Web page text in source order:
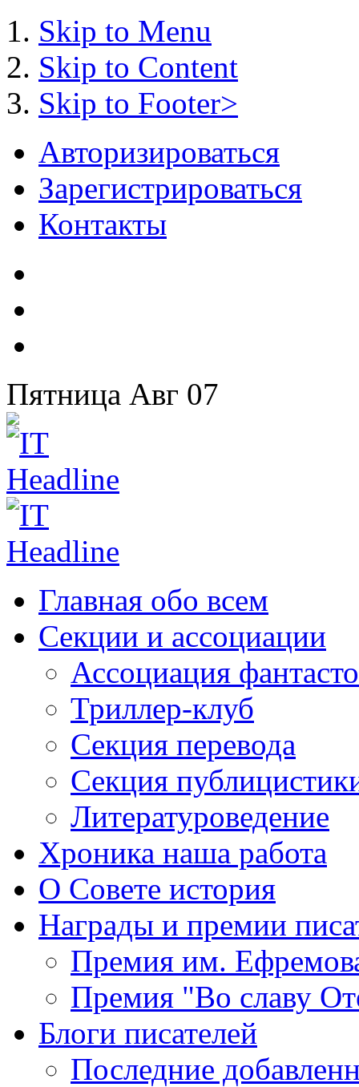
Skip to Menu
Skip to Content
Skip to Footer>
Авторизироваться
Зарегистрироваться
Контакты
Пятница Авг 07
Главная обо всем
Секции и ассоциации
Ассоциация
Триллер-клуб
Секция перевода
Секция
Литературоведение
Хроника наша работа
О Совете история
Награды и премии
Премия им.
Премия "Во славу
Блоги писателей
Последние